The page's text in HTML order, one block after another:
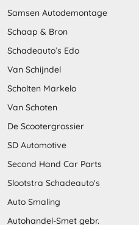
Samsen Autodemontage
Schaap & Bron
Schadeauto’s Edo
Van Schijndel
Scholten Markelo
Van Schoten
De Scootergrossier
SD Automotive
Second Hand Car Parts
Slootstra Schadeauto's
Auto Smaling
Autohandel-Smet gebr.